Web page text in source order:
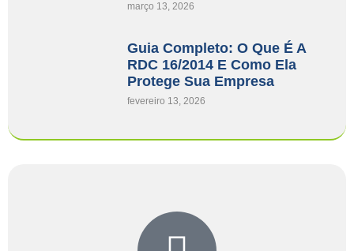
março 13, 2026
Guia Completo: O Que É A
RDC 16/2014 E Como Ela
Protege Sua Empresa
fevereiro 13, 2026